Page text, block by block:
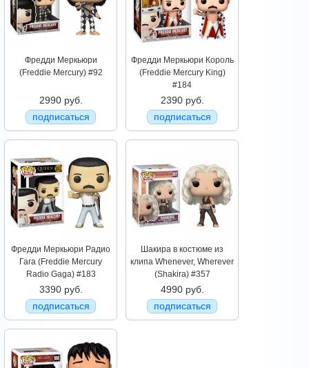
Фредди Меркьюри
(Freddie Mercury) #92
2990 руб.
подписаться
Фредди Меркьюри Король
(Freddie Mercury King)
#184
2390 руб.
подписаться
Фредди Меркьюри Радио
Гага (Freddie Mercury
Radio Gaga) #183
3390 руб.
подписаться
Шакира в костюме из
клипа Whenever, Wherever
(Shakira) #357
4990 руб.
подписаться